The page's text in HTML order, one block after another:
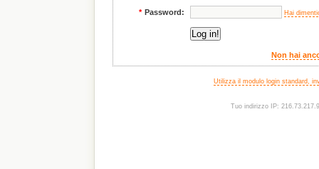
* Password: Hai
Non hai
Utilizza il modulo login standard,
Tuo indirizzo IP: 216.73.217.9